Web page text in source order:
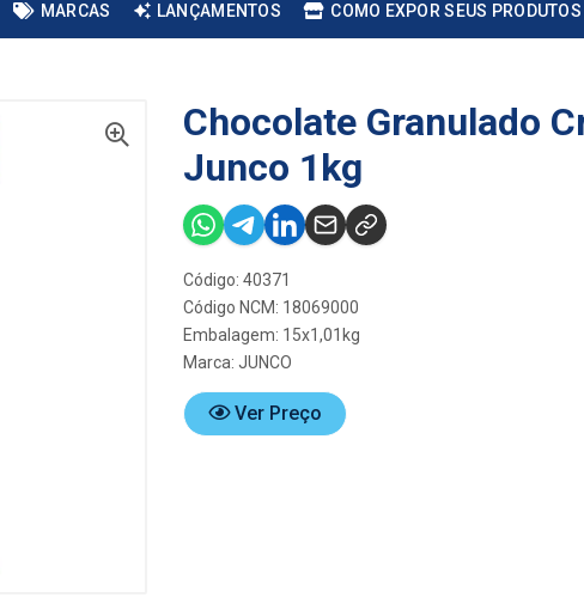
MARCAS LANÇAMENTOS COMO EXPOR SEUS PRODUTOS
Chocolate Granulado
Junco 1kg
Código: 40371
Código NCM: 18069000
Embalagem: 15x1,01kg
Marca: JUNCO
Ver Preço